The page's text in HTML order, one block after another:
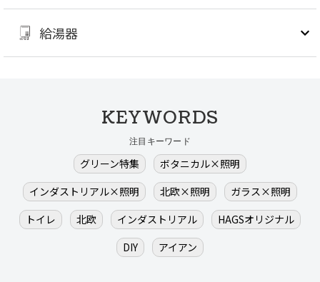
給湯器
KEYWORDS
注目キーワード
グリーン特集
ボタニカル×照明
インダストリアル×照明
北欧×照明
ガラス×照明
トイレ
北欧 インダストリアル
HAGSオリジナル
DIY
アイアン